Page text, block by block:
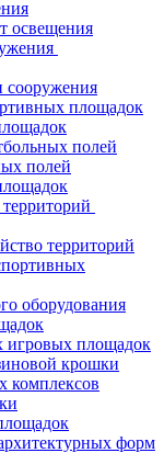
освещения
площадок
полей
полей
территорий
оборудования
игровых площадок
крошки
комплексов
форм